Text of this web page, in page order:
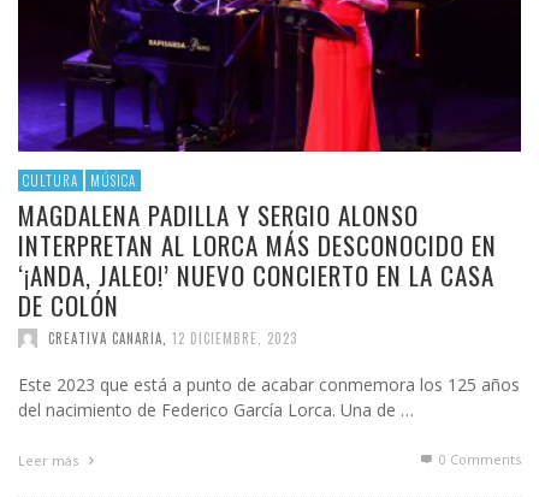
CULTURA MÚSICA
MAGDALENA PADILLA Y SERGIO ALONSO
INTERPRETAN AL LORCA MÁS DESCONOCIDO EN
‘¡ANDA, JALEO!’ NUEVO CONCIERTO EN LA CASA
DE COLÓN
CREATIVA CANARIA 12 DICIEMBRE, 2023
Este 2023 que está a punto de acabar conmemora los 125 años
del nacimiento de Federico García Lorca. Una de …
Leer más 0 Comments